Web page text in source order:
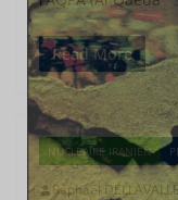
Read More
NUCLÉAIRE IRANIEN
Raphaël